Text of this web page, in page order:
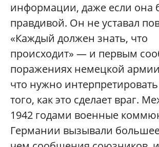
информации, даже если она
правдивой. Он не уставал
«Каждый должен знать, что
происходит» — и первым
поражениях немецкой
что нужно
того, как это сделает враг.
1942 годами военные
Германии вызывали